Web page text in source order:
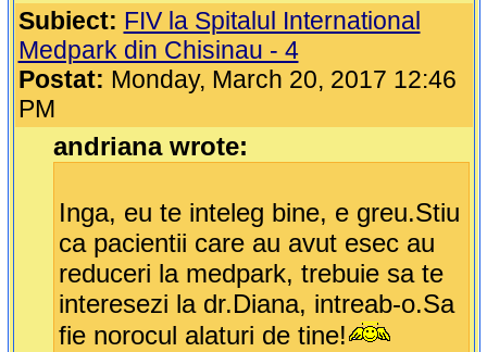
Subiect: FIV la Spitalul International
Medpark din Chisinau - 4
Postat: Monday, March 20, 2017 12:46
PM
andriana wrote:
Inga, eu te inteleg bine, e greu.Stiu
ca pacientii care au avut esec au
reduceri la medpark, trebuie sa te
interesezi la dr.Diana, intreab-o.Sa
fie norocul alaturi de tine!